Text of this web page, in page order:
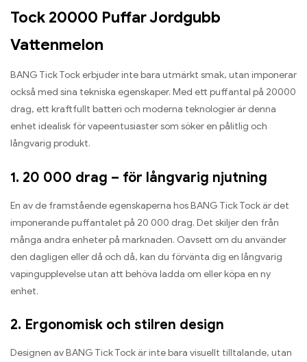
Tock 20000 Puffar Jordgubb
Vattenmelon
BANG Tick Tock erbjuder inte bara utmärkt smak, utan imponerar
också med sina tekniska egenskaper. Med ett puffantal på 20000
drag, ett kraftfullt batteri och moderna teknologier är denna
enhet idealisk för vapeentusiaster som söker en pålitlig och
långvarig produkt.
1. 20 000 drag – för långvarig njutning
En av de framstående egenskaperna hos BANG Tick Tock är det
imponerande puffantalet på 20 000 drag. Det skiljer den från
många andra enheter på marknaden. Oavsett om du använder
den dagligen eller då och då, kan du förvänta dig en långvarig
vapingupplevelse utan att behöva ladda om eller köpa en ny
enhet.
2. Ergonomisk och stilren design
Designen av BANG Tick Tock är inte bara visuellt tilltalande, utan